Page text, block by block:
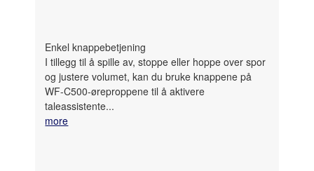
Enkel knappebetjening
I tillegg til å spille av, stoppe eller hoppe over spor
og justere volumet, kan du bruke knappene på
WF-C500-øreproppene til å aktivere
taleassistente...
more